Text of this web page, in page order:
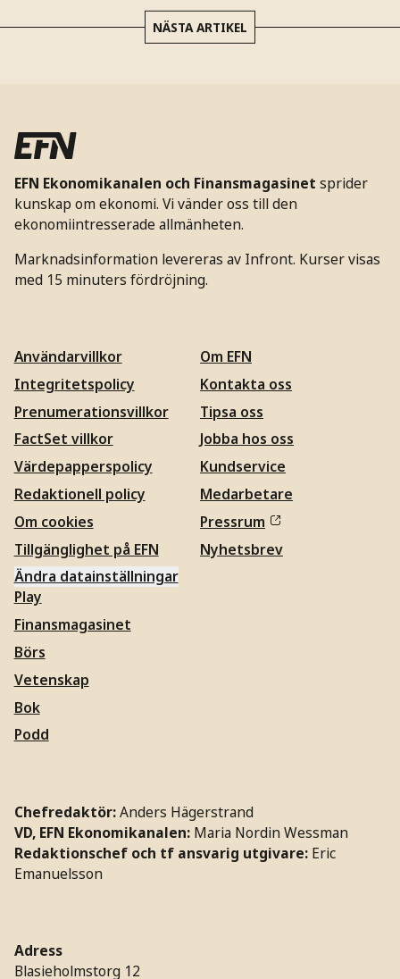
NÄSTA ARTIKEL
EFN Ekonomikanalen och Finansmagasinet sprider
kunskap om ekonomi. Vi vänder oss till den
ekonomiintresserade allmänheten.
Marknadsinformation levereras av Infront. Kurser visas
med 15 minuters fördröjning.
Användarvillkor
Integritetspolicy
Prenumerationsvillkor
FactSet villkor
Värdepapperspolicy
Redaktionell policy
Om cookies
Tillgänglighet på EFN
Ändra datainställningar
Om EFN
Kontakta oss
Tipsa oss
Jobba hos oss
Kundservice
Medarbetare
Pressrum
Nyhetsbrev
Play
Finansmagasinet
Börs
Vetenskap
Bok
Podd
Chefredaktör:Anders Hägerstrand
VD, EFN Ekonomikanalen: Maria Nordin Wessman
Redaktionschef och tf ansvarig utgivare: Eric
Emanuelsson
Adress
Blasieholmstorg 12